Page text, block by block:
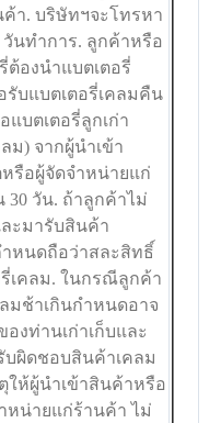
า. บริษัทฯจะโทรหา
นทำการ. ลูกค้าหรือ
ต้องนำแบตเตอรี่
รับแบตเตอรี่เคลมคืน
แบตเตอรี่ลูกเก่า
ม) จากผู้นำเข้า
รือผู้จัดจำหน่ายแก่
30 วัน. ถ้าลูกค้าไม่
ะมารับสินค้า
ำหนดถือว่าสละสิทธิ์
เคลม. ในกรณีลูกค้า
มช้าเกินกำหนดอาจ
งท่านเก่าเก็บและ
บผิดชอบสินค้าเคลม
ให้ผู้นำเข้าสินค้าหรือ
หน่ายแก่ร้านค้า ไม่